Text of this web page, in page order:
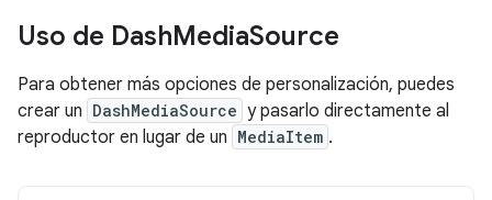
Uso de DashMediaSource
Para obtener más opciones de personalización, puedes
crear un DashMediaSource y pasarlo directamente al
reproductor en lugar de un MediaItem .